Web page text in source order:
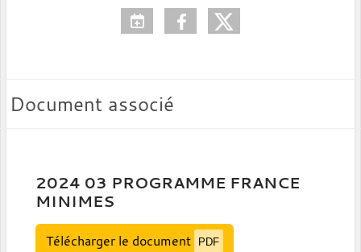
Document associé
2024 03 PROGRAMME FRANCE
MINIMES
Télécharger le document PDF